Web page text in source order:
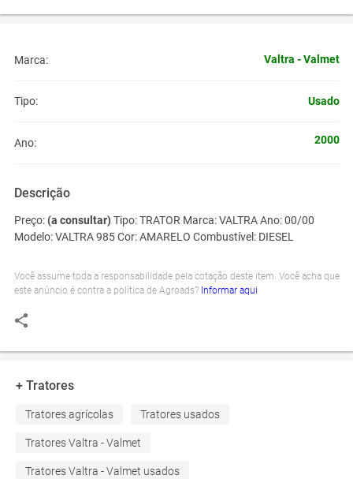
Marca: Valtra - Valmet
Tipo: Usado
Ano: 2000
Descrição
Preço:(a consultar)Tipo:TRATORMarca:VALTRAAno:00/00
Modelo:VALTRA 985Cor:AMARELO Combustível: DIESEL
Você assume toda a responsabilidade pela cotação deste item. Você acha que
este anúncio é contra a política de Agroads? Informar aqui
+ Tratores
Tratores agrícolas Tratores usados
Tratores Valtra - Valmet
Tratores Valtra - Valmet usados